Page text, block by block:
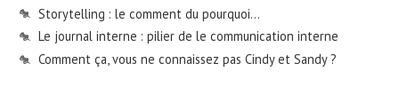
Storytelling : le comment du pourquoi…
Le journal interne : pilier de le communication interne
Comment ça, vous ne connaissez pas Cindy et Sandy ?